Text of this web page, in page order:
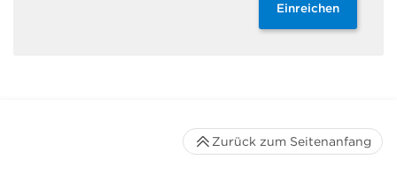
Einreichen
Zurück zum Seitenanfang